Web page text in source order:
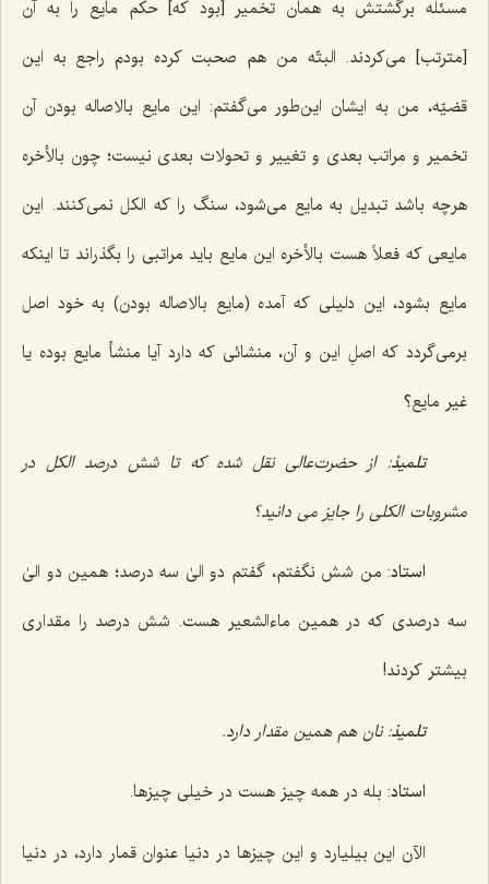
مسئله برگشتش به همان تخمیر [بود که] حکم مایع را به آن
[مترتب] می‌کردند. البتّه من هم صحبت کرده بودم راجع به این
قضیّه، من به ایشان این‌طور می‌گفتم: این مایع بالاصاله بودن آن
تخمیر و مراتب بعدی و تغییر و تحولات بعدی نیست؛ چون بالأخره
هرچه باشد تبدیل به مایع می‌شود، سنگ را که الکل نمی‌کنند. این
مایعی که فعلاً هست بالأخره این مایع باید مراتبی را بگذراند تا اینکه
مایع بشود، این دلیلی که آمده (مایع بالاصاله بودن) به خود اصل
برمی‌گردد که اصلِ این و آن، منشائی که دارد آیا منشأ مایع بوده یا
غیر مایع؟
تلمیذ: از حضرت‌عالی نقل شده که تا شش درصد الکل در
مشروبات الکلی را جایز می دانید؟
استاد: من شش نگفتم، گفتم دو الیٰ سه درصد؛ همین دو الیٰ
سه درصدی که در همین ماءالشعیر هست. شش درصد را مقداری
بیشتر کردند!
تلمیذ: نان هم همین مقدار دارد.
استاد: بله در همه چیز هست در خیلی چیزها.
الآن این بیلیارد و این چیزها در دنیا عنوان قمار دارد، در دنیا